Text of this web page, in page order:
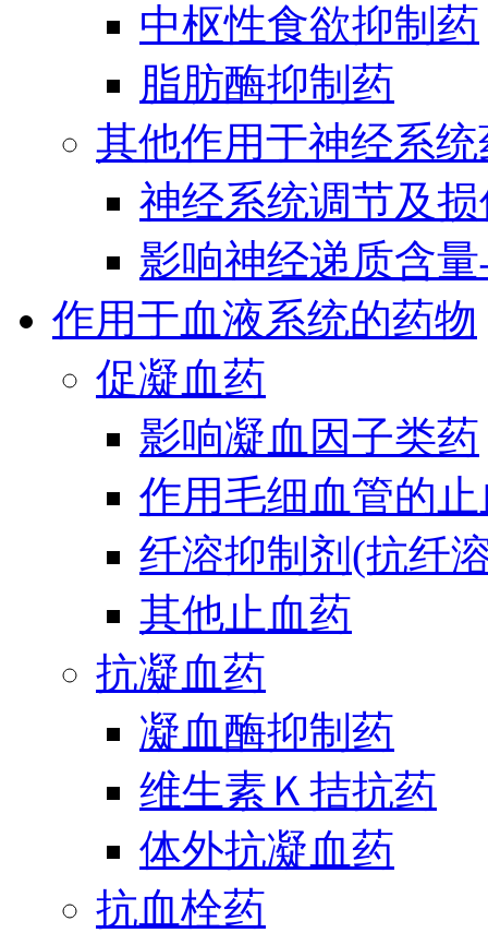
中枢性食欲抑制药
脂肪酶抑制药
其他作用于神经系统
神经系统调节及
影响神经递质含
作用于血液系统的药物
促凝血药
影响凝血因子类药
作用毛细血管的
纤溶抑制剂(抗纤
其他止血药
抗凝血药
凝血酶抑制药
维生素Ｋ拮抗药
体外抗凝血药
抗血栓药